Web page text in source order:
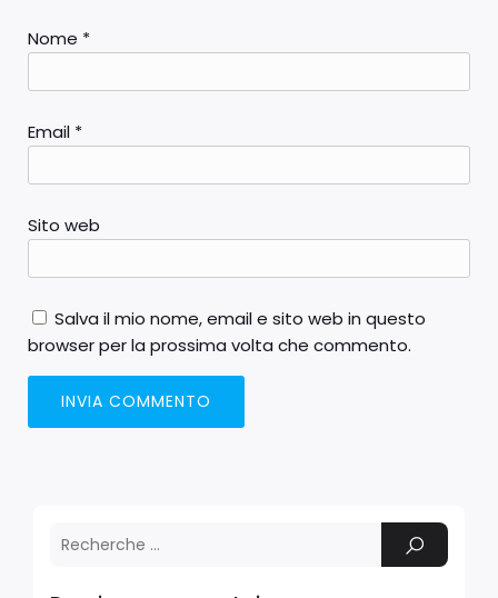
Nome *
Email *
Sito web
Salva il mio nome, email e sito web in questo
browser per la prossima volta che commento.